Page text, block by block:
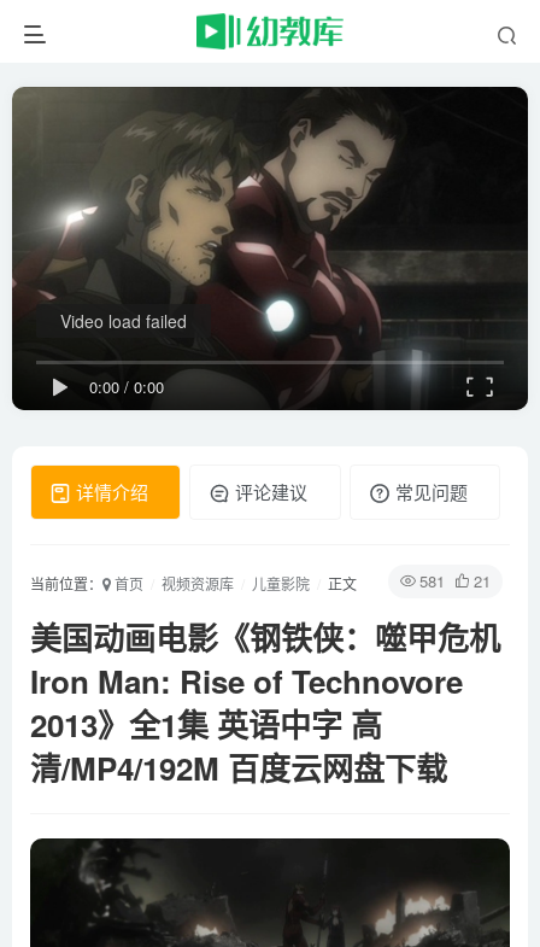
0:00 / 0:00
Video load failed
详情介绍 评论建议 常见问题
581 21
当前位置： 首页 视频资源库 儿童影院 正文
美国动画电影《钢铁侠：噬甲危机
Iron Man: Rise of Technovore
2013》全1集 英语中字 高
清/MP4/192M 百度云网盘下载